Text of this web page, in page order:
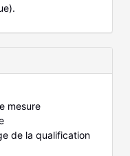
mesure
de la qualification